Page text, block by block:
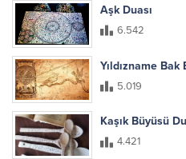
Aşk Duası
6.542
Yıldızname Bak
5.019
Kaşık Büyüsü
4.421